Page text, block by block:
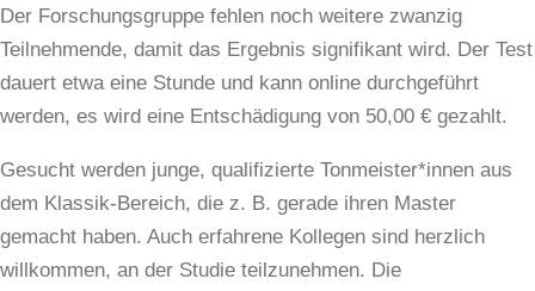
Der Forschungsgruppe fehlen noch weitere zwanzig
Teilnehmende, damit das Ergebnis signifikant wird. Der Test
dauert etwa eine Stunde und kann online durchgeführt
werden, es wird eine Entschädigung von 50,00 € gezahlt.
Gesucht werden junge, qualifizierte Tonmeister*innen aus
dem Klassik-Bereich, die z. B. gerade ihren Master
gemacht haben. Auch erfahrene Kollegen sind herzlich
willkommen, an der Studie teilzunehmen. Die